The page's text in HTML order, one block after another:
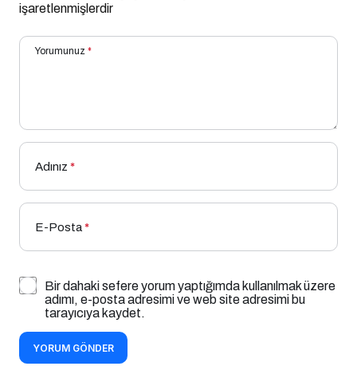
işaretlenmişlerdir
Yorumunuz *
Adınız *
E-Posta*
Bir dahaki sefere yorum yaptığımda kullanılmak üzere
adımı, e-posta adresimi ve web site adresimi bu
tarayıcıya kaydet.
YORUM GÖNDER